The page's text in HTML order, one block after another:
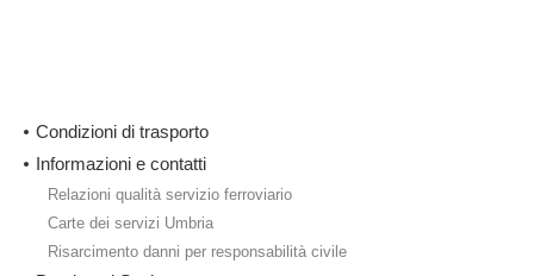
Condizioni di trasporto
Informazioni e contatti
Relazioni qualità servizio ferroviario
Carte dei servizi Umbria
Risarcimento danni per responsabilità civile